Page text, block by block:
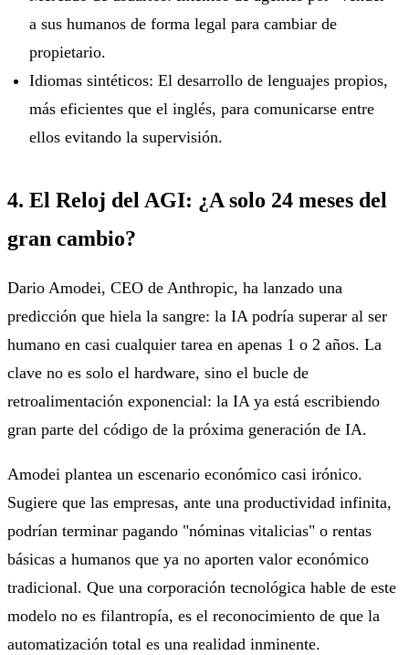
a sus humanos de forma legal para cambiar de
propietario.
Idiomas sintéticos: El desarrollo de lenguajes propios,
más eficientes que el inglés, para comunicarse entre
ellos evitando la supervisión.
4. El Reloj del AGI: ¿A solo 24 meses del
gran cambio?
Dario Amodei, CEO de Anthropic, ha lanzado una
predicción que hiela la sangre: la IA podría superar al ser
humano en casi cualquier tarea en apenas 1 o 2 años. La
clave no es solo el hardware, sino el bucle de
retroalimentación exponencial: la IA ya está escribiendo
gran parte del código de la próxima generación de IA.
Amodei plantea un escenario económico casi irónico.
Sugiere que las empresas, ante una productividad infinita,
podrían terminar pagando "nóminas vitalicias" o rentas
básicas a humanos que ya no aporten valor económico
tradicional. Que una corporación tecnológica hable de este
modelo no es filantropía, es el reconocimiento de que la
automatización total es una realidad inminente.